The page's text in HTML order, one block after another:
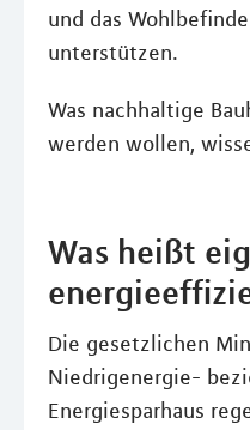
und das
unterstützen.
Was nachhaltige
werden wollen,
Was heißt
Die gesetzlichen
Niedrigenergie-
Energiesparhaus